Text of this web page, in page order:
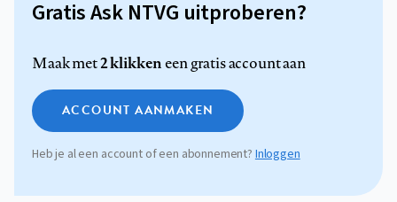
Gratis Ask NTVG uitproberen?
Maak met2 klikkeneen gratis account aan
ACCOUNT AANMAKEN
Heb je al een account of een abonnement? Inloggen